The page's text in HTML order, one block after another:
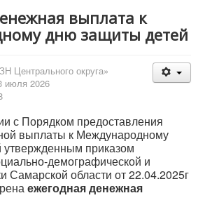
выплата к
дню защиты детей
Центрального округа»
июля 2026
с Порядком предоставления
выплаты к Международному
приказом
демографической и
Самарской области от 22.04.2025г
ежегодная денежная